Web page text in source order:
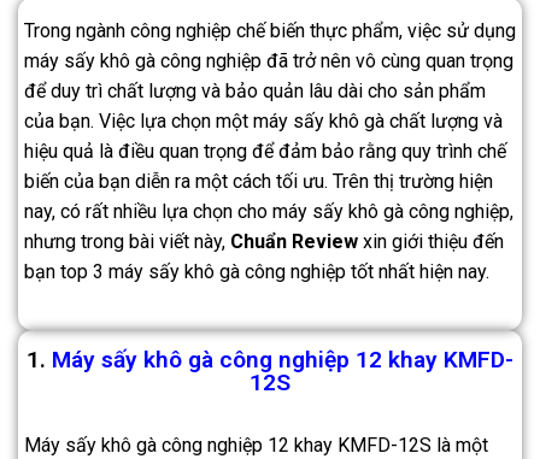
Trong ngành công nghiệp chế biến thực phẩm, việc sử dụng
máy sấy khô gà công nghiệp đã trở nên vô cùng quan trọng
để duy trì chất lượng và bảo quản lâu dài cho sản phẩm
của bạn. Việc lựa chọn một máy sấy khô gà chất lượng và
hiệu quả là điều quan trọng để đảm bảo rằng quy trình chế
biến của bạn diễn ra một cách tối ưu. Trên thị trường hiện
nay, có rất nhiều lựa chọn cho máy sấy khô gà công nghiệp,
nhưng trong bài viết này, Chuẩn Review xin giới thiệu đến
bạn top 3 máy sấy khô gà công nghiệp tốt nhất hiện nay.
1. Máy sấy khô gà công nghiệp 12 khay KMFD-
12S
Máy sấy khô gà công nghiệp 12 khay KMFD-12S là một